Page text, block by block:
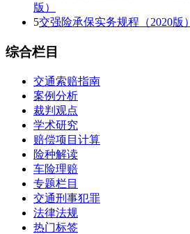
版）
5交强险承保实务规程（2020版）
综合栏目
交通索赔指南
案例分析
裁判观点
学术研究
赔偿项目计算
险种解读
车险理赔
专题栏目
交通刑事犯罪
法律法规
热门标签